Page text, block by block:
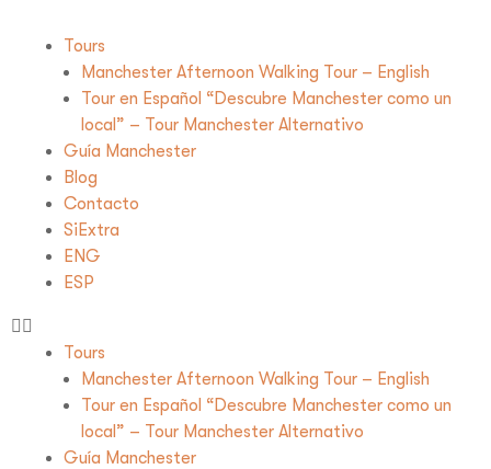
Tours
Manchester Afternoon Walking Tour – English
Tour en Español “Descubre Manchester como un
local” – Tour Manchester Alternativo
Guía Manchester
Blog
Contacto
SiExtra
ENG
ESP
Tours
Manchester Afternoon Walking Tour – English
Tour en Español “Descubre Manchester como un
local” – Tour Manchester Alternativo
Guía Manchester